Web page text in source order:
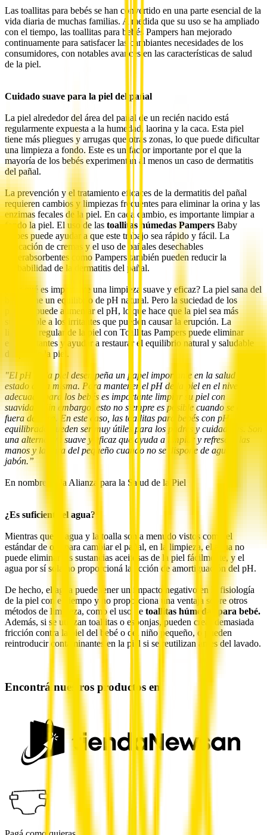
Las toallitas para bebés se han convertido en una parte esencial de la
vida diaria de muchas familias. A medida que su uso se ha ampliado
con el tiempo, las toallitas para bebés Pampers han mejorado
continuamente para satisfacer las cambiantes necesidades de los
consumidores, con notables avances en las características de salud
de la piel.
Cuidado suave para la piel del pañal
La piel alrededor del área del pañal de un recién nacido está
regularmente expuesta a la humedad, laorina y la caca. Esta piel
tiene más pliegues y arrugas que otras zonas, lo que puede dificultar
una limpieza a fondo. Este es un factor importante por el que la
mayoría de los bebés experimentan al menos un caso de dermatitis
del pañal.
La prevención y el tratamiento eficaces de la dermatitis del pañal
requieren cambios y limpiezas frecuentes para eliminar la orina y las
enzimas fecales de la piel. En cada cambio, es importante limpiar a
fondo la piel. El uso de las toallitas húmedas Pampers Baby
Wipes puede ayudar a que este trabajo sea rápido y fácil. La
aplicación de cremas y el uso de pañales desechables
superabsorbentes como Pampers también pueden reducir la
probabilidad de la dermatitis del pañal.
¿Por qué es importante una limpieza suave y eficaz? La piel sana del
bebé tiene un equilibrio de pH natural. Pero la suciedad de los
pañales puede aumentar el pH, lo que hace que la piel sea más
susceptible a los irritantes que pueden causar la erupción. La
limpieza regular de la piel con Toallitas Pampers puede eliminar
estos irritantes y ayudar a restaurar el equilibrio natural y saludable
del pH de la piel.
"El pH de la piel desempeña un papel importante en la salud y el
estado de la misma. Para mantener el pH de la piel en el nivel
adecuado para los bebés es importante limpiar su piel con
suavidad. Sin embargo, esto no siempre es posible cuando se está
fuera de casa. En este caso, las toallitas para bebés con pH
equilibrado pueden ser muy útiles para los padres y cuidadores. Son
una alternativa suave y eficaz que ayuda a limpiar y refrescar las
manos y la cara del pequeño cuando no se dispone de agua y
jabón.”
En nombre de la Alianza para la Salud de la Piel
¿Es suficiente el agua?
Mientras que el agua y la toalla son a menudo vistos como el
estándar de oro para cambiar el pañal, en la limpieza, el agua no
puede eliminar las sustancias aceitosas de la piel fácilmente, y el
agua por sí sola no proporcioná la acción de amortiguación del pH.
De hecho, el agua puede tener un impacto negativo en la fisiología
de la piel con el tiempo y no proporciona una ventaja sobre otros
métodos de limpieza, como el uso de toallitas húmedas para bebé.
Además, si se utilizan toallitas o esponjas, pueden crear demasiada
fricción contra la piel del bebé o del niño pequeño, o pueden
reintroducir contaminantes en la piel si se reutilizan antes del lavado.
Encontrá nuestros productos en